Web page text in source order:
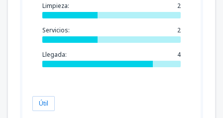
Limpieza: 2
Servicios: 2
Llegada: 4
Útil